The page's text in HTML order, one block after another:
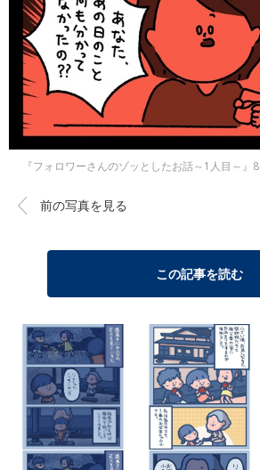
『フォロワーさんのゾッとしたお話～1人目～』8
前の写真を見る
この記事を読む